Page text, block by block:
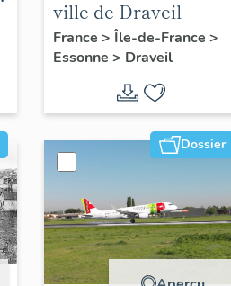
ville de Draveil
France > Île-de-France >
Essonne > Draveil
Dossier